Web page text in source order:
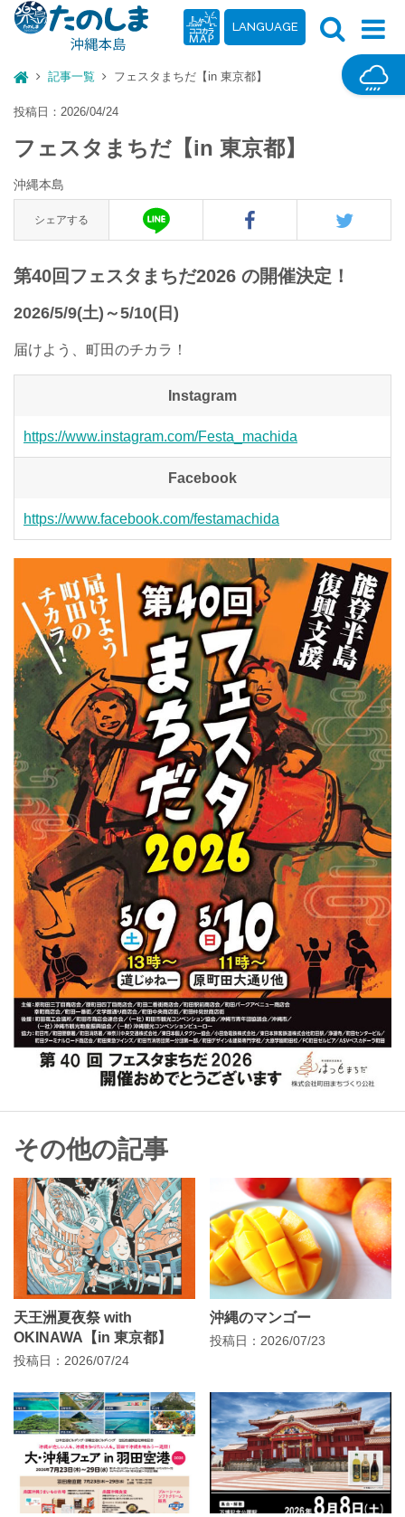
LANGUAGE
記事一覧 フェスタまちだ【in 東京都】
投稿日：2026/04/24
フェスタまちだ【in 東京都】
沖縄本島
シェアする
第40回フェスタまちだ2026 の開催決定！
2026/5/9(土)～5/10(日)
届けよう、町田のチカラ！
Instagram
https://www.instagram.com/Festa_machida
Facebook
https://www.facebook.com/festamachida
その他の記事
天王洲夏夜祭 with
OKINAWA【in 東京都】
投稿日：2026/07/24
沖縄のマンゴー
投稿日：2026/07/23